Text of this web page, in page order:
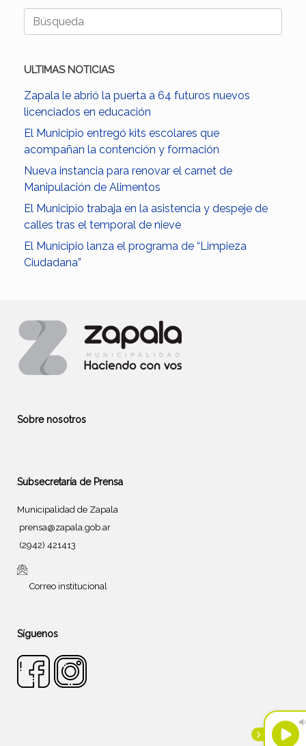
Buscar:
ULTIMAS NOTICIAS
Zapala le abrió la puerta a 64 futuros nuevos
licenciados en educación
El Municipio entregó kits escolares que
acompañan la contención y formación
Nueva instancia para renovar el carnet de
Manipulación de Alimentos
El Municipio trabaja en la asistencia y despeje de
calles tras el temporal de nieve
El Municipio lanza el programa de “Limpieza
Ciudadana”
Sobre nosotros
Subsecretaría de Prensa
Municipalidad de Zapala
prensa@zapala.gob.ar
(2942) 421413
Correo institucional
Síguenos